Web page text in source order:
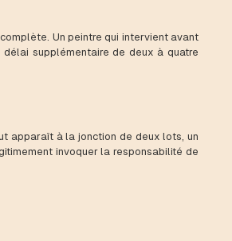
Un peintre qui intervient avant
supplémentaire de deux à quatre
apparaît à la jonction de deux lots, un
invoquer la responsabilité de